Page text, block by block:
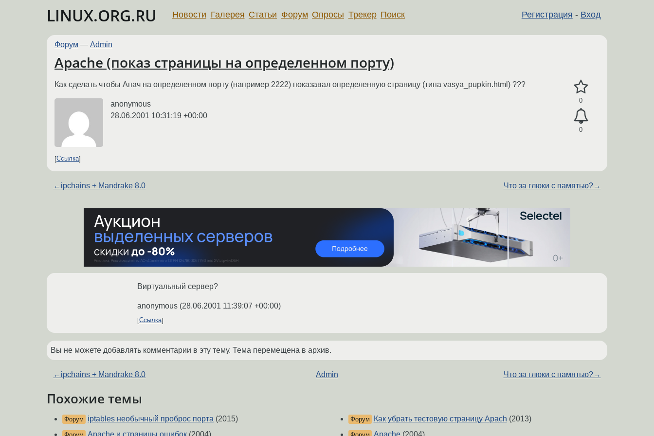
LINUX.ORG.RU Регистрация - Вход
Новости Галерея Статьи Форум Опросы Трекер Поиск
Форум — Admin
Apache (показ страницы на определенном порту)
0
0
Как сделать чтобы Апач на определенном порту (например 2222) показавал определенную страницу (типа vasya_pupkin.html) ???
anonymous
28.06.2001 10:31:19 +00:00
Ссылка
← ipchains + Mandrake 8.0 Что за глюки с памятью?→
Виртуальный сервер?
anonymous (28.06.2001 11:39:07 +00:00)
Ссылка
Вы не можете добавлять комментарии в эту тему. Тема перемещена в архив.
← ipchains + Mandrake 8.0 Admin Что за глюки с памятью?→
Похожие темы
Форум iptables необычный проброс порта (2015) Форум Как убрать тестовую страницу Apach (2013)